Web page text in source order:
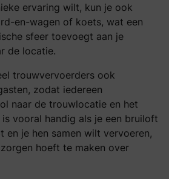
ervaring wilt, kun je ook
en-wagen of koets, wat een
sfeer toevoegt aan je
de locatie.
trouwvervoerders ook
zodat iedereen
naar de trouwlocatie en het
vooral handig als je een bruiloft
en je hen samen wilt vervoeren,
hoeft te maken over